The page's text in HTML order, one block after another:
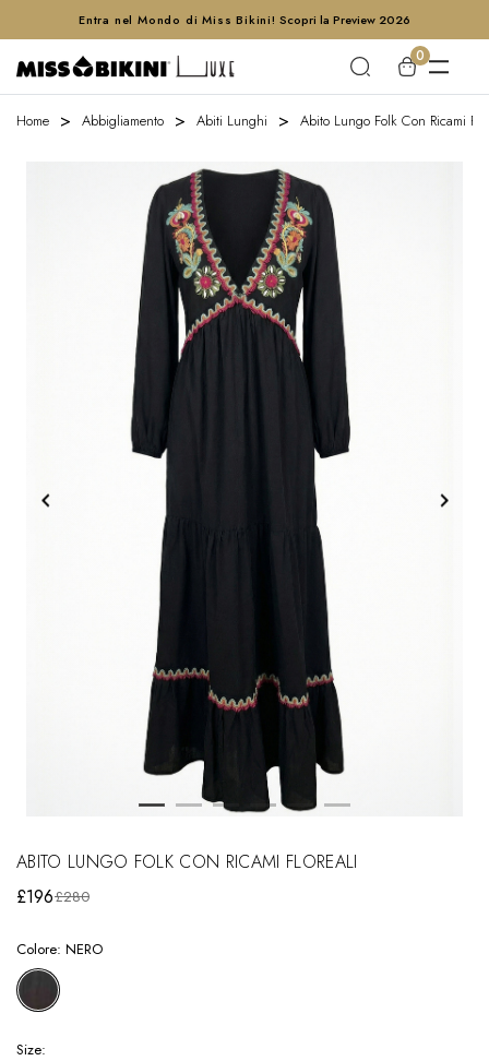
Entra nel Mondo di Miss Bikini! Scopri la Preview 2026
0
Home Abbigliamento Abiti Lunghi Abito Lungo Folk Con Ricami
ABITO LUNGO FOLK CON RICAMI FLOREALI
£196£280
Colore: NERO
Size: